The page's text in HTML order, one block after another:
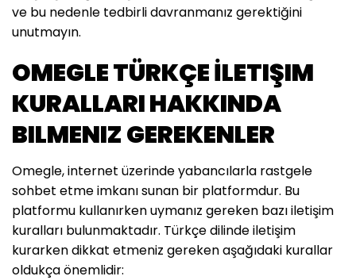
ve bu nedenle tedbirli davranmanız gerektiğini
unutmayın.
OMEGLE TÜRKÇE İLETIŞIM
KURALLARI HAKKINDA
BILMENIZ GEREKENLER
Omegle, internet üzerinde yabancılarla rastgele
sohbet etme imkanı sunan bir platformdur. Bu
platformu kullanırken uymanız gereken bazı iletişim
kuralları bulunmaktadır. Türkçe dilinde iletişim
kurarken dikkat etmeniz gereken aşağıdaki kurallar
oldukça önemlidir: